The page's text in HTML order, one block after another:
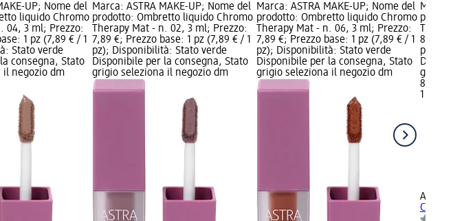
UP; Nome del
liquido Chromo
04, 3 ml; Prezzo:
1 pz (7,89 € / 1
Stato verde
consegna, Stato
il negozio dm
Marca: ASTRA MAKE-UP; Nome del
prodotto: Ombretto liquido Chromo
Therapy Mat - n. 02, 3 ml; Prezzo:
7,89 €; Prezzo base: 1 pz (7,89 € / 1
pz); Disponibilità: Stato verde
Disponibile per la consegna, Stato
grigio seleziona il negozio dm
Marca: ASTRA MAKE-UP; Nome del
prodotto: Ombretto liquido Chromo
Therapy Mat - n. 06, 3 ml; Prezzo:
7,89 €; Prezzo base: 1 pz (7,89 € / 1
pz); Disponibilità: Stato verde
Disponibile per la consegna, Stato
grigio seleziona il negozio dm
Marca:
prodotto:
Therapy -
8,89 €;
pz);
Disponibile
grigio
8,89 €
1 pz (8,89 €
ASTRA
Chromo